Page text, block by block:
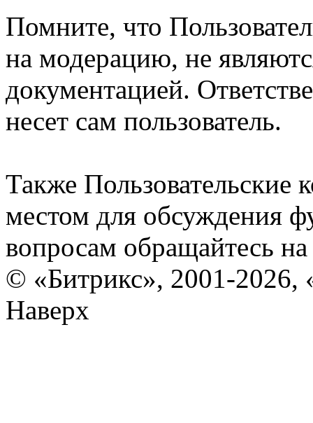
Помните, что
на модерацию, не
документацией.
несет сам пользователь.
Также Пользовательские
местом для обсуждения
вопросам обращайтесь
© «Битрикс», 2001-2026,
Наверх